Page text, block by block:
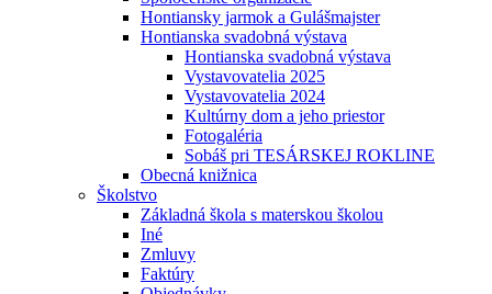
Hontiansky jarmok a Gulášmajster
Hontianska svadobná výstava
Hontianska svadobná výstava
Vystavovatelia 2025
Vystavovatelia 2024
Kultúrny dom a jeho priestor
Fotogaléria
Sobáš pri TESÁRSKEJ ROKLINE
Obecná knižnica
Školstvo
Základná škola s materskou školou
Iné
Zmluvy
Faktúry